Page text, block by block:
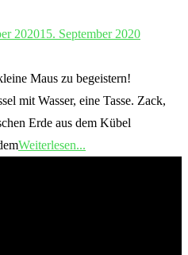
202015. September 2020
Maus zu begeistern!
mit Wasser, eine Tasse. Zack,
Erde aus dem Kübel
Weiterlesen...